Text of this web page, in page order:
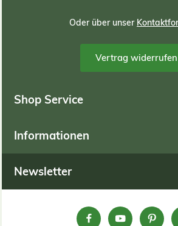
Oder über unser
Vertrag widerrufen
Shop Service
Informationen
Newsletter